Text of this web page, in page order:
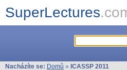
SuperLectures
Nacházíte se: Domů » ICASSP 2011